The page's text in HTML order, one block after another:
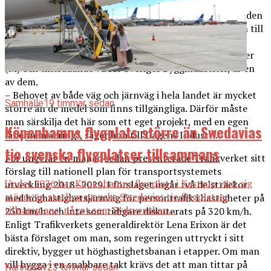
Flera företrädare förModeraterna och Liberalerna
har den
senaste tiden uttalat sig positiva till projektet och även till
lånefinansiering. Det rapporterar Dagens Industri.
Catharina Elmsäter-Svärd, tidigare infrastrukturminister
(M) och tillträdande vd för Sveriges Byggindustrier, är en
av dem.
– Behovet av både väg och järnväg i hela landet är mycket
större än de medel som finns tillgängliga. Därför måste
man särskilja det här som ett eget projekt, med en egen
lånefinansiering”, säger hon till Dagens Industri.
För ungefär en månad sedan presenterade Trafikverket sitt
förslag till nationell plan för transportsystemets
utveckling 2018–2029. I förslaget ingår två delsträckor
med höghastighetsjärnväg för persontrafik i hastigheter på
250 km/h och inte som tidigare diskuterats på 320 km/h.
Enligt Trafikverkets generaldirektör Lena Erixon är det
bästa förslaget om man, som regeringen uttryckt i sitt
direktiv, bygger ut höghastighetsbanan i etapper. Om man
vill bygga i en snabbare takt krävs det att man tittar på
Samhälle19 timmar sedan
Köpenhamns flygplats större än Swedavias
tio svenska flygplatser tillsammans
Under 2026 har Köpenhamns flygplats i Kastrup växt sig
större än statliga svenska Swedavias tio flygplatser
tillsammans, något som Sydsvenskan...
Näringsliv23 timmar sedan